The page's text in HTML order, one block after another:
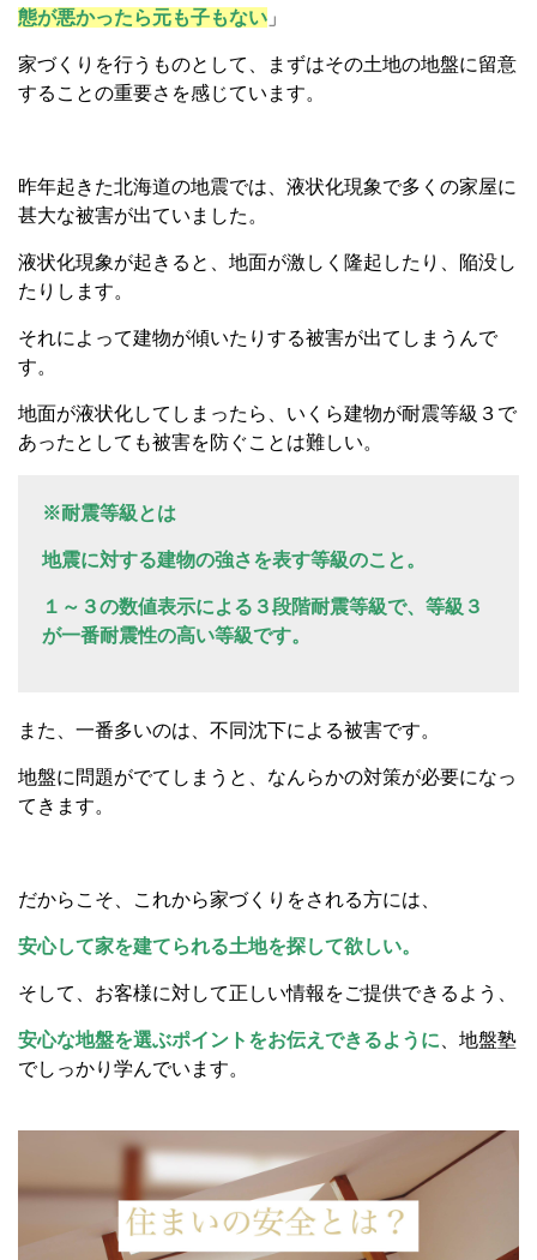
態が悪かったら元も子もない 」
家づくりを行うものとして、まずはその土地の地盤に留意
することの重要さを感じています。
昨年起きた北海道の地震では、液状化現象で多くの家屋に
甚大な被害が出ていました。
液状化現象が起きると、地面が激しく隆起したり、陥没し
たりします。
それによって建物が傾いたりする被害が出てしまうんで
す。
地面が液状化してしまったら、いくら建物が耐震等級３で
あったとしても被害を防ぐことは難しい。
※耐震等級とは
地震に対する建物の強さを表す等級のこと。
１～３の数値表示による３段階耐震等級で、等級３
が一番耐震性の高い等級です。
また、一番多いのは、不同沈下による被害です。
地盤に問題がでてしまうと、なんらかの対策が必要になっ
てきます。
だからこそ、これから家づくりをされる方には、
安心して家を建てられる土地を探して欲しい。
そして、お客様に対して正しい情報をご提供できるよう、
安心な地盤を選ぶポイントをお伝えできるように 、地盤塾
でしっかり学んでいます。